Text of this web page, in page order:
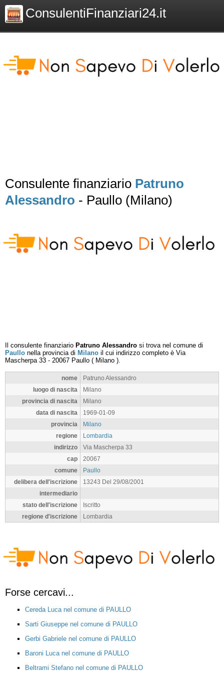
ConsulentiFinanziari24.it
Consulente finanziario Patruno
Alessandro - Paullo (Milano)
Il consulente finanziario Patruno Alessandro si trova nel comune di
Paullo nella provincia di Milano il cui indirizzo completo è Via
Mascherpa 33 - 20067 Paullo ( Milano ).
nome
Patruno Alessandro
luogo di nascita
Milano
provincia di nascita
Milano
data di nascita
1969-01-09
provincia
Milano
regione
Lombardia
indirizzo
Via Mascherpa 33
cap
20067
comune
Paullo
delibera dell'iscrizione
13243 Del 29/08/2001
intermediario
stato dell'iscrizione
Iscritto
regione d'iscrizione
Lombardia
Forse cercavi...
Cereda Luca nel comune di PAULLO
Sarti Giuseppe nel comune di PAULLO
Gerbi Gabriele nel comune di PAULLO
Baroni Luca nel comune di PAULLO
Beltrami Stefano nel comune di PAULLO